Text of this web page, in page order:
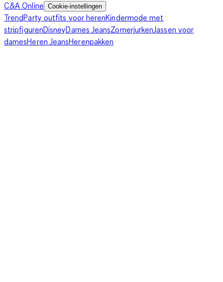
C&A Online Cookie-instellingen
TrendParty outfits voor herenKindermode met
stripfigurenDisneyDames JeansZomerjurkenJassen voor
damesHeren JeansHerenpakken